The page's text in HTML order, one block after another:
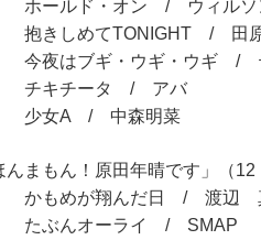
ホールド・オン / ウィルソ
抱きしめてTONIGHT / 田
今夜はブギ・ウギ・ウギ /
チキチータ / アバ
少女A / 中森明菜
んまもん！原田年晴です」（12
かもめが翔んだ日 / 渡辺
たぶんオーライ / SMAP